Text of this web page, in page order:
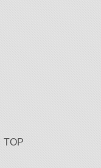
TOP